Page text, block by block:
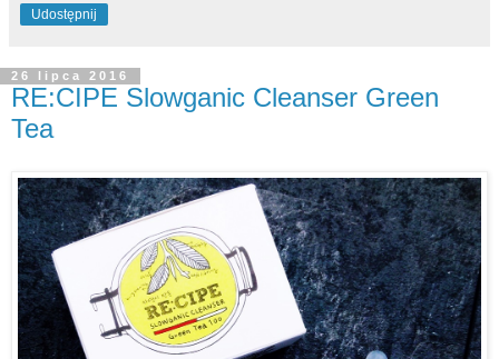
Udostępnij
26 lipca 2016
RE:CIPE Slowganic Cleanser Green
Tea